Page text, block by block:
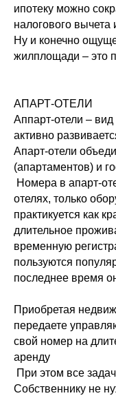
ипотеку можно
налогового вычета
Ну и конечно
жилплощади – это
АПАРТ-ОТЕЛИ
Аппарт-отели –
активно
Апарт-отели
(апартаментов) и
Номера в апарт-
отелях, только
практикуется как
длительное
временную
пользуются
последнее время
Приобретая
передаете
свой номер на
аренду
При этом все
Собственнику не